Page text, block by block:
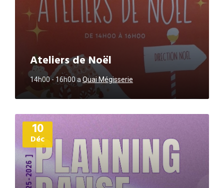
Ateliers de Noël
14h00 - 16h00aQuai Mégisserie
10
Déc
Plus
d'informations